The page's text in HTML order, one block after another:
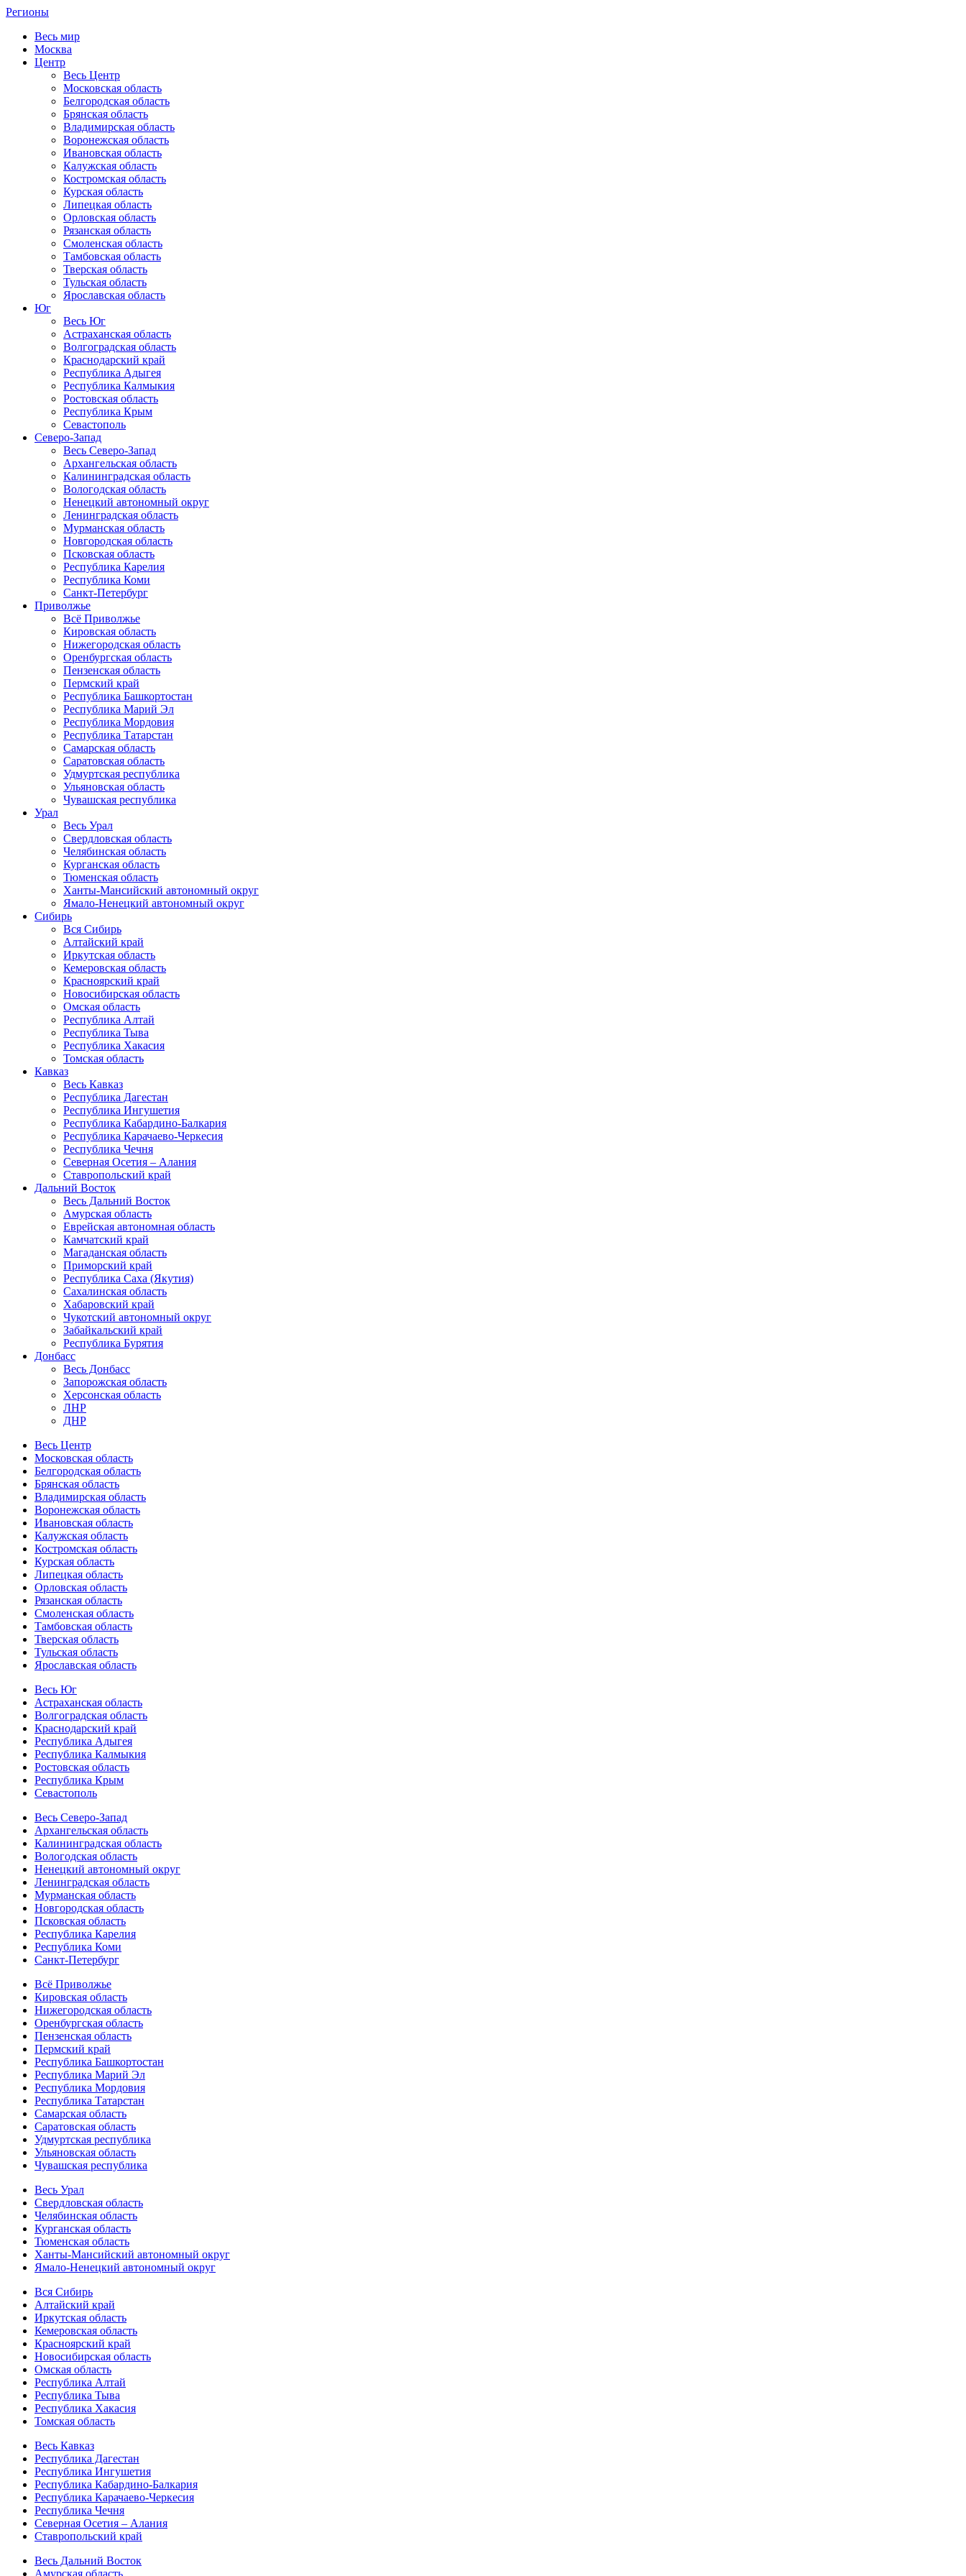
Регионы
Весь мир
Москва
Центр
Весь Центр
Московская область
Белгородская область
Брянская область
Владимирская область
Воронежская область
Ивановская область
Калужская область
Костромская область
Курская область
Липецкая область
Орловская область
Рязанская область
Смоленская область
Тамбовская область
Тверская область
Тульская область
Ярославская область
Юг
Весь Юг
Астраханская область
Волгоградская область
Краснодарский край
Республика Адыгея
Республика Калмыкия
Ростовская область
Республика Крым
Севастополь
Северо-Запад
Весь Северо-Запад
Архангельская область
Калининградская область
Вологодская область
Ненецкий автономный округ
Ленинградская область
Мурманская область
Новгородская область
Псковская область
Республика Карелия
Республика Коми
Санкт-Петербург
Приволжье
Всё Приволжье
Кировская область
Нижегородская область
Оренбургская область
Пензенская область
Пермский край
Республика Башкортостан
Республика Марий Эл
Республика Мордовия
Республика Татарстан
Самарская область
Саратовская область
Удмуртская республика
Ульяновская область
Чувашская республика
Урал
Весь Урал
Свердловская область
Челябинская область
Курганская область
Тюменская область
Ханты-Мансийский автономный округ
Ямало-Ненецкий автономный округ
Сибирь
Вся Сибирь
Алтайский край
Иркутская область
Кемеровская область
Красноярский край
Новосибирская область
Омская область
Республика Алтай
Республика Тыва
Республика Хакасия
Томская область
Кавказ
Весь Кавказ
Республика Дагестан
Республика Ингушетия
Республика Кабардино-Балкария
Республика Карачаево-Черкесия
Республика Чечня
Северная Осетия – Алания
Ставропольский край
Дальний Восток
Весь Дальний Восток
Амурская область
Еврейская автономная область
Камчатский край
Магаданская область
Приморский край
Республика Саха (Якутия)
Сахалинская область
Хабаровский край
Чукотский автономный округ
Забайкальский край
Республика Бурятия
Донбасс
Весь Донбасс
Запорожская область
Херсонская область
ЛНР
ДНР
Весь Центр
Московская область
Белгородская область
Брянская область
Владимирская область
Воронежская область
Ивановская область
Калужская область
Костромская область
Курская область
Липецкая область
Орловская область
Рязанская область
Смоленская область
Тамбовская область
Тверская область
Тульская область
Ярославская область
Весь Юг
Астраханская область
Волгоградская область
Краснодарский край
Республика Адыгея
Республика Калмыкия
Ростовская область
Республика Крым
Севастополь
Весь Северо-Запад
Архангельская область
Калининградская область
Вологодская область
Ненецкий автономный округ
Ленинградская область
Мурманская область
Новгородская область
Псковская область
Республика Карелия
Республика Коми
Санкт-Петербург
Всё Приволжье
Кировская область
Нижегородская область
Оренбургская область
Пензенская область
Пермский край
Республика Башкортостан
Республика Марий Эл
Республика Мордовия
Республика Татарстан
Самарская область
Саратовская область
Удмуртская республика
Ульяновская область
Чувашская республика
Весь Урал
Свердловская область
Челябинская область
Курганская область
Тюменская область
Ханты-Мансийский автономный округ
Ямало-Ненецкий автономный округ
Вся Сибирь
Алтайский край
Иркутская область
Кемеровская область
Красноярский край
Новосибирская область
Омская область
Республика Алтай
Республика Тыва
Республика Хакасия
Томская область
Весь Кавказ
Республика Дагестан
Республика Ингушетия
Республика Кабардино-Балкария
Республика Карачаево-Черкесия
Республика Чечня
Северная Осетия – Алания
Ставропольский край
Весь Дальний Восток
Амурская область